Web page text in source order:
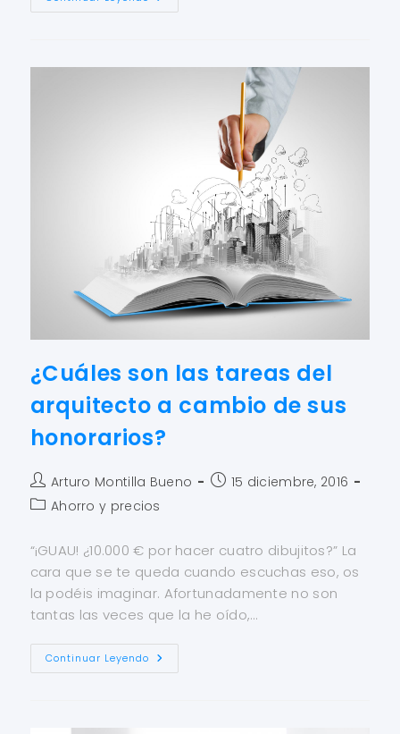
¿Cuáles son las tareas del
arquitecto a cambio de sus
honorarios?
Arturo Montilla Bueno
15 diciembre, 2016
Ahorro y precios
“¡GUAU! ¿10.000 € por hacer cuatro dibujitos?” La
cara que se te queda cuando escuchas eso, os
la podéis imaginar. Afortunadamente no son
tantas las veces que la he oído,…
Continuar Leyendo